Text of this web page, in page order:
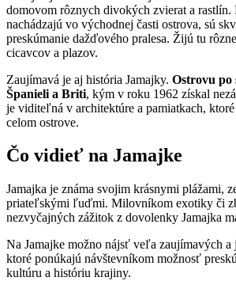
domovom rôznych divokých zvierat a rastlín.
nachádzajú vo východnej časti ostrova, sú
preskúmanie dažďového pralesa. Žijú tu
cicavcov a plazov.
Zaujímavá je aj história Jamajky. Ostrovu po
Španieli a Briti, kým v roku 1962 získal
je viditeľná v architektúre a pamiatkach, ktoré
celom ostrove.
Čo vidieť na Jamajke
Jamajka je známa svojim krásnymi plážami,
priateľskými ľuďmi. Milovníkom exotiky či
nezvyčajných zážitok z dovolenky Jamajka
Na Jamajke možno nájsť veľa zaujímavých a
ktoré ponúkajú návštevníkom možnosť
kultúru a históriu krajiny.